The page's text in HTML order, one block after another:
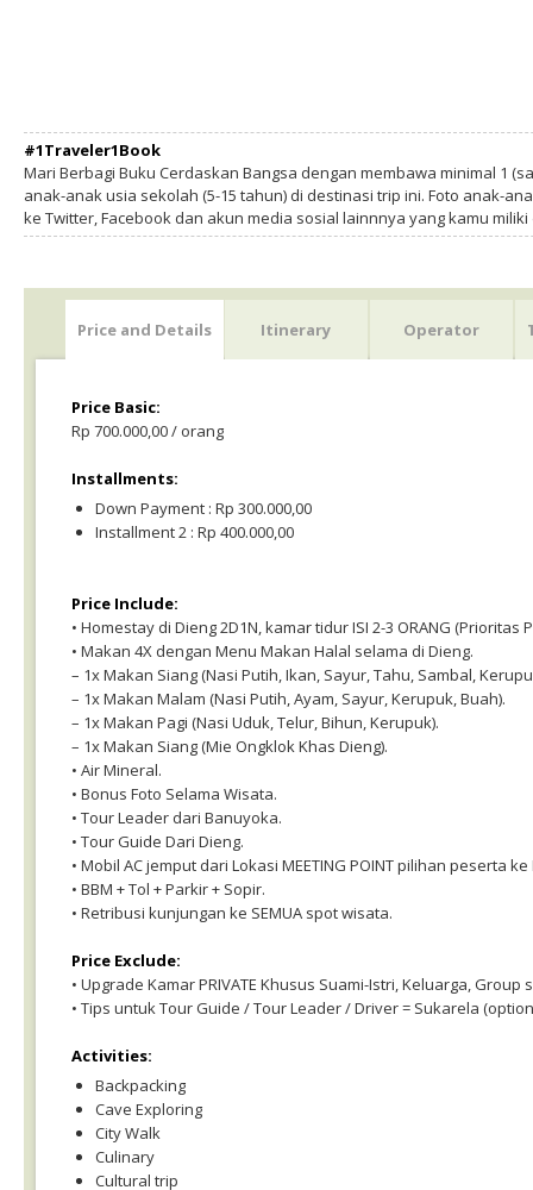
#1Traveler1Book
Mari Berbagi Buku Cerdaskan Bangsa dengan membawa minimal 1
anak-anak usia sekolah (5-15 tahun) di destinasi trip ini. Foto anak-
ke Twitter, Facebook dan akun media sosial lainnnya yang kamu
Price and Details Itinerary Operator
Price Basic:
Rp 700.000,00 / orang
Installments:
Down Payment : Rp 300.000,00
Installment 2 : Rp 400.000,00
Price Include:
• Homestay di Dieng 2D1N, kamar tidur ISI 2-3 ORANG
• Makan 4X dengan Menu Makan Halal selama di Dieng.
– 1x Makan Siang (Nasi Putih, Ikan, Sayur, Tahu, Sambal,
– 1x Makan Malam (Nasi Putih, Ayam, Sayur, Kerupuk, Buah).
– 1x Makan Pagi (Nasi Uduk, Telur, Bihun, Kerupuk).
– 1x Makan Siang (Mie Ongklok Khas Dieng).
• Air Mineral.
• Bonus Foto Selama Wisata.
• Tour Leader dari Banuyoka.
• Tour Guide Dari Dieng.
• Mobil AC jemput dari Lokasi MEETING POINT pilihan peserta ke
• BBM + Tol + Parkir + Sopir.
• Retribusi kunjungan ke SEMUA spot wisata.
Price Exclude:
• Upgrade Kamar PRIVATE Khusus Suami-Istri, Keluarga,
• Tips untuk Tour Guide / Tour Leader / Driver = Sukarela
Activities:
Backpacking
Cave Exploring
City Walk
Culinary
Cultural trip